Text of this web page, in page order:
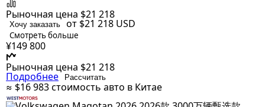
Рыночная цена $21 218
Хочу заказать от $21 218 USD
Смотреть больше
¥149 800
Рыночная цена $21 218
Подробнее Рассчитать
≈ $16 983стоимость авто в Китае